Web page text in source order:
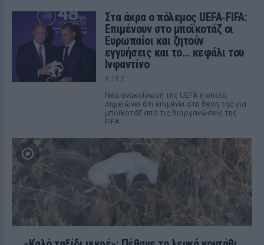
Στα άκρα ο πόλεμος UEFA‑FIFA:
Επιμένουν στο μποϊκοτάζ οι
Ευρωπαίοι και ζητούν
εγγυήσεις και το... κεφάλι του
Ινφαντίνο
ΧΤΕΣ
Νέα ανακοίνωση της UEFA η οποία
σημειώνει ότι επιμένει στη θέση της για
μποϊκοτάζ από τις διοργανώσεις της
FIFA